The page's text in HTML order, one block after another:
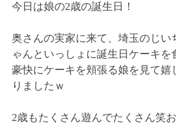
今日は娘の2歳の誕生日！
奥さんの実家に来て、埼玉のじい
ゃんといっしょに誕生日ケーキを
豪快にケーキを頬張る娘を見て嬉
りましたｗ
2歳もたくさん遊んでたくさん笑